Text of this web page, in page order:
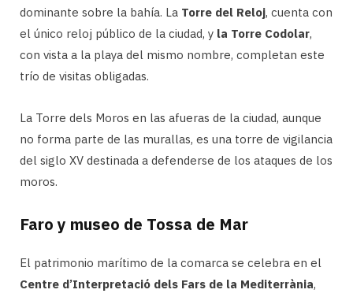
dominante sobre la bahía. La Torre del Reloj, cuenta con
el único reloj público de la ciudad, y la Torre Codolar,
con vista a la playa del mismo nombre, completan este
trío de visitas obligadas.
La Torre dels Moros en las afueras de la ciudad, aunque
no forma parte de las murallas, es una torre de vigilancia
del siglo XV destinada a defenderse de los ataques de los
moros.
Faro y museo de Tossa de Mar
El patrimonio marítimo de la comarca se celebra en el
Centre d’Interpretació dels Fars de la Mediterrània,